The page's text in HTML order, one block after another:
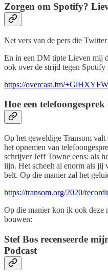
Zorgen om Spotify?
Net vers van de pers die Twitter
En in een DM tipte Lieven mij
ook over de strijd tegen Spotify
https://overcast.fm/
Hoe een
Op het geweldige Transom
het opnemen van
schrijver Jeff Towne eens: als
lijn. Het scheelt al enorm als jij
belt. Op die manier zal het
https://transom.org/2020/
Op die manier kon ik ook deze
bouwen:
Stef Bos recenseerde
Podcast